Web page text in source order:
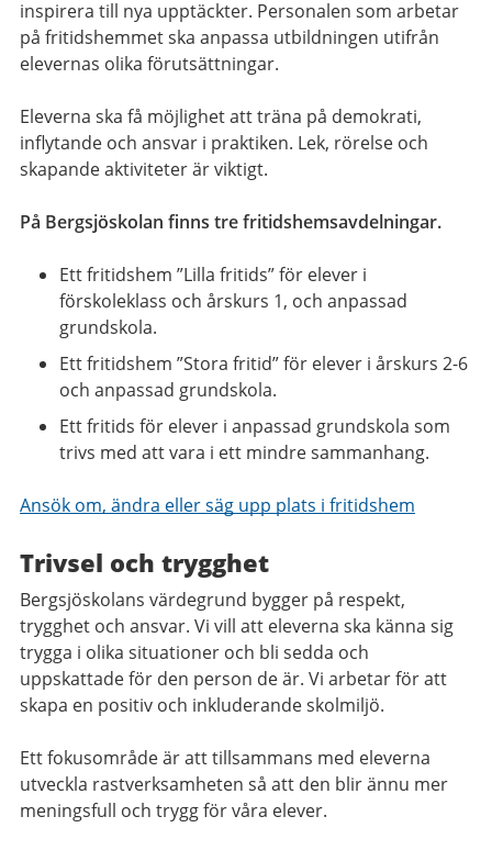
inspirera till nya upptäckter. Personalen som arbetar
på fritidshemmet ska anpassa utbildningen utifrån
elevernas olika förutsättningar.
Eleverna ska få möjlighet att träna på demokrati,
inflytande och ansvar i praktiken. Lek, rörelse och
skapande aktiviteter är viktigt.
På Bergsjöskolan finns tre fritidshemsavdelningar.
Ett fritidshem ”Lilla fritids” för elever i
förskoleklass och årskurs 1, och anpassad
grundskola.
Ett fritidshem ”Stora fritid” för elever i årskurs 2-6
och anpassad grundskola.
Ett fritids för elever i anpassad grundskola som
trivs med att vara i ett mindre sammanhang.
Ansök om, ändra eller säg upp plats i fritidshem
Trivsel och trygghet
Bergsjöskolans värdegrund bygger på respekt,
trygghet och ansvar. Vi vill att eleverna ska känna sig
trygga i olika situationer och bli sedda och
uppskattade för den person de är. Vi arbetar för att
skapa en positiv och inkluderande skolmiljö.
Ett fokusområde är att tillsammans med eleverna
utveckla rastverksamheten så att den blir ännu mer
meningsfull och trygg för våra elever.